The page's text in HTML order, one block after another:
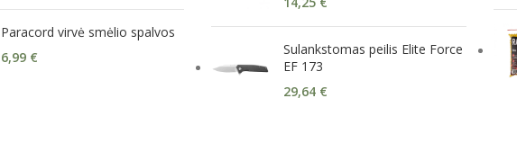
Paracord virvė smėlio spalvos
6,99 €
Sulankstomas peilis Elite Force
EF 173
29,64 €